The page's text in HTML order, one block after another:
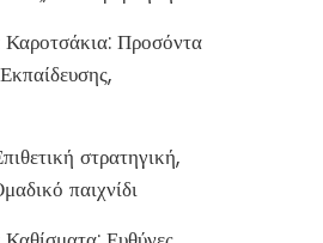
Προσόντα
στρατηγική,
παιχνίδι